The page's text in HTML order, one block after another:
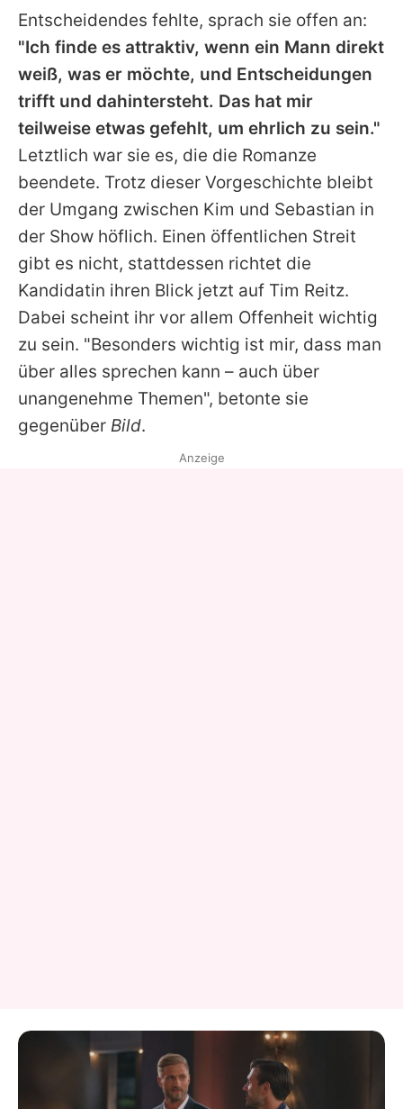
Entscheidendes fehlte, sprach sie offen an:
"Ich finde es attraktiv, wenn ein Mann direkt
weiß, was er möchte, und Entscheidungen
trifft und dahintersteht. Das hat mir
teilweise etwas gefehlt, um ehrlich zu sein."
Letztlich war sie es, die die Romanze
beendete. Trotz dieser Vorgeschichte bleibt
der Umgang zwischen Kim und Sebastian in
der Show höflich. Einen öffentlichen Streit
gibt es nicht, stattdessen richtet die
Kandidatin ihren Blick jetzt auf Tim Reitz.
Dabei scheint ihr vor allem Offenheit wichtig
zu sein. "Besonders wichtig ist mir, dass man
über alles sprechen kann – auch über
unangenehme Themen", betonte sie
gegenüber Bild.
Anzeige